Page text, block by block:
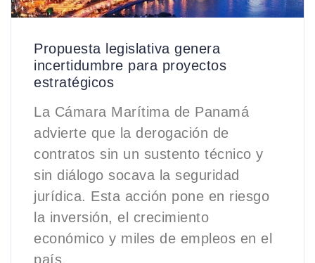
Propuesta legislativa genera
incertidumbre para proyectos
estratégicos
La Cámara Marítima de Panamá
advierte que la derogación de
contratos sin un sustento técnico y
sin diálogo socava la seguridad
jurídica. Esta acción pone en riesgo
la inversión, el crecimiento
económico y miles de empleos en el
país.